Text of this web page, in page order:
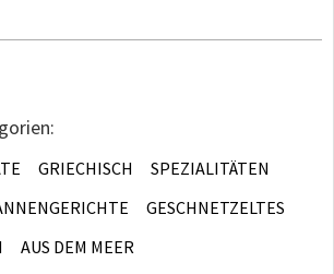
GRIECHISCH
SPEZIALITÄTEN
GESCHNETZELTES
AUS DEM MEER